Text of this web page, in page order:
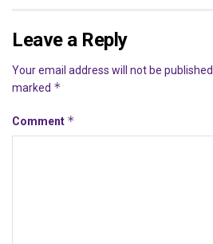
Leave a Reply
Your email address will not be published.
marked *
Comment *